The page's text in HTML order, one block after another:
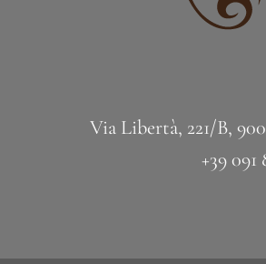
Via Libertà, 221/B,
+39 091